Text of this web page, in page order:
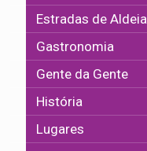
Estradas de Aldeia
Gastronomia
Gente da Gente
História
Lugares